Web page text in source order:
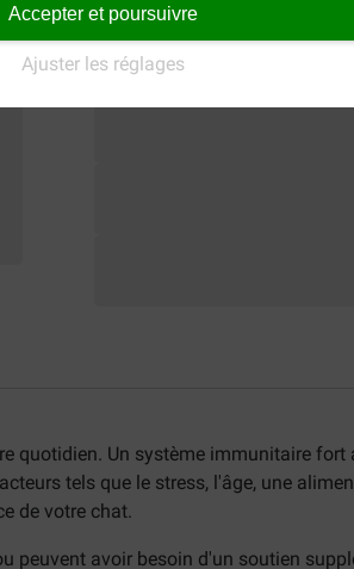
Accepter et poursuivre
Ajuster les réglages
quotidien. Un système immunitaire
tels que le stress, l'âge, une
de votre chat.
avoir besoin d'un soutien